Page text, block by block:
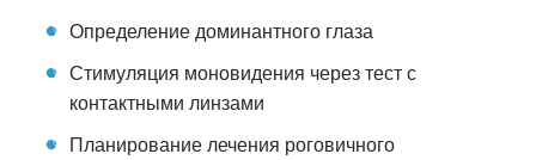
Определение доминантного глаза
Стимуляция моновидения через тест с
контактными линзами
Планирование лечения роговичного